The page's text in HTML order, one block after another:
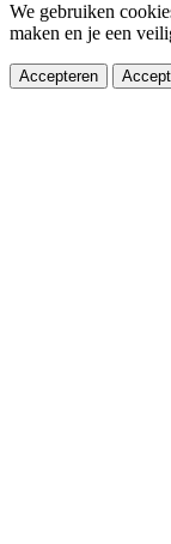
We gebruiken
maken en je een
Accepteren Accept